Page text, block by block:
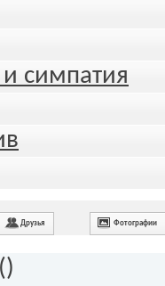
и симпатия
Друзья Фотографии
)